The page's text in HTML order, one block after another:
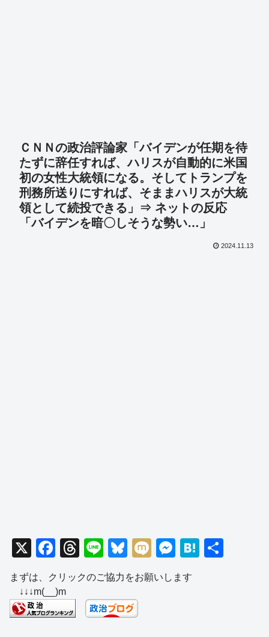
ＣＮＮの政治評論家「バイデンが任期を待
たずに辞任すれば、ハリスが自動的に米国
初の女性大統領になる。そしてトランプを
刑務所送りにすれば、そままハリスが大統
領として続投できる」⇒ ネットの反応
「バイデンを暗〇しそうな勢い…」
2024.11.13
X
F
a
c
e
b
T
hr
e
a
d
Li
n
e
Bl
u
e
sk
y
M
ixi
M
e
ss
H
まずは、クリックのご協力をお願いします
↓↓↓m(__)m